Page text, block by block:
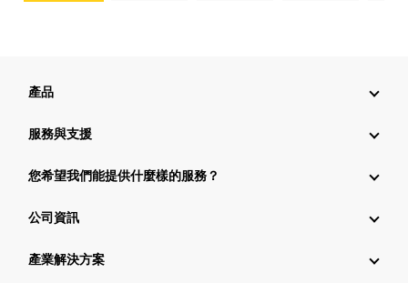
產品
服務與支援
您希望我們能提供什麼樣的服務？
公司資訊
產業解決方案